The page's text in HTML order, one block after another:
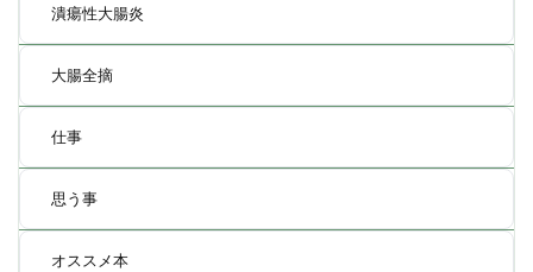
潰瘍性大腸炎
大腸全摘
仕事
思う事
オススメ本